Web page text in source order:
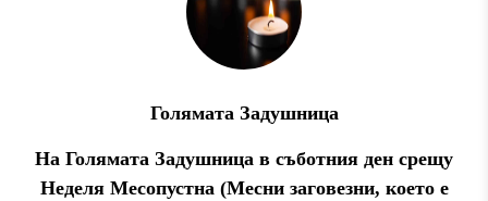
Голямата Задушница
На Голямата Задушница в съботния ден срещу
Неделя Месопустна (Месни заговезни, което е